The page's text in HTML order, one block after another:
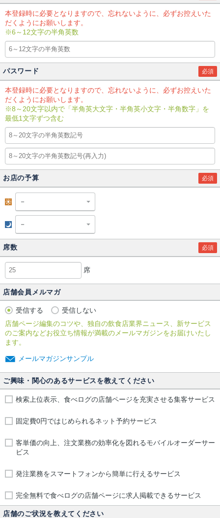
本登録時に必要となりますので、忘れないように、必ずお控えいた
だくようにお願いします。
※6～12文字の半角英数
パスワード 必須
本登録時に必要となりますので、忘れないように、必ずお控えいた
だくようにお願いします。
※8～20文字以内で「半角英大文字・半角英小文字・半角数字」を
最低1文字ずつ含む
お店の予算 必須
席数 必須
席
店舗会員メルマガ
受信する
受信しない
店舗ページ編集のコツや、独自の飲食店業界ニュース、新サービス
のご案内などお役立ち情報が満載のメールマガジンをお届けいたし
ます。
メールマガジンサンプル
ご興味・関心のあるサービスを教えてください
検索上位表示、食べログの店舗ページを充実させる集客サービス
固定費0円ではじめられるネット予約サービス
客単価の向上、注文業務の効率化を図れるモバイルオーダーサー
ビス
発注業務をスマートフォンから簡単に行えるサービス
完全無料で食べログの店舗ページに求人掲載できるサービス
店舗のご状況を教えてください